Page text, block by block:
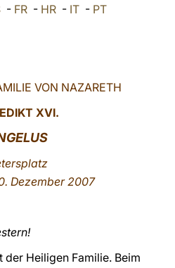
العربيّة - FR- HR- IT- PT
VON NAZARETH
XVI.
Dezember 2007
der Heiligen Familie. Beim